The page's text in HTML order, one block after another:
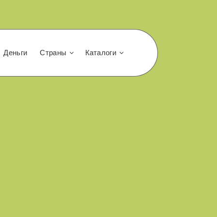
Деньги Страны Каталоги